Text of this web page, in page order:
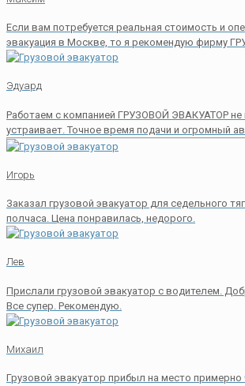
Если вам потребуется реальная стоимость и
эвакуация в Москве, то я рекомендую фирму
Эдуард
Работаем с компанией ГРУЗОВОЙ ЭВАКУАТОР не
устраивает. Точное время подачи и огромный
Игорь
Заказал грузовой эвакуатор для седельного
полчаса. Цена понравилась, недорого.
Лев
Прислали грузовой эвакуатор с водителем.
Все супер. Рекомендую.
Михаил
Грузовой эвакуатор прибыл на место примерно